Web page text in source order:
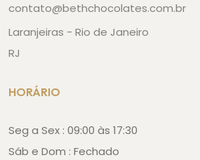
contato@bethchocolates.com.br
Laranjeiras - Rio de Janeiro
RJ
HORÁRIO
Seg a Sex : 09:00 às 17:30
Sáb e Dom : Fechado